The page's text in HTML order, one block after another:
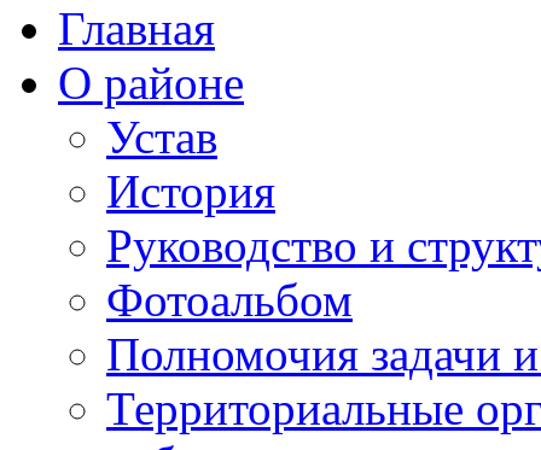
Главная
О районе
Устав
История
Руководство и
Фотоальбом
Полномочия задачи
Территориальные